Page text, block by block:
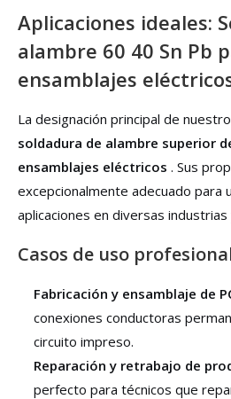
Aplicaciones ideales:
alambre 60 40 Sn Pb
ensamblajes
La designación principal de
soldadura de alambre superior
ensamblajes eléctricos . Sus
excepcionalmente adecuado para
aplicaciones en diversas
Casos de uso
Fabricación y ensamblaje de
conexiones conductoras
circuito impreso.
Reparación y retrabajo de
perfecto para técnicos que